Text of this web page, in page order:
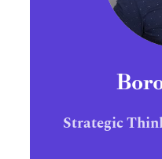
Strategic